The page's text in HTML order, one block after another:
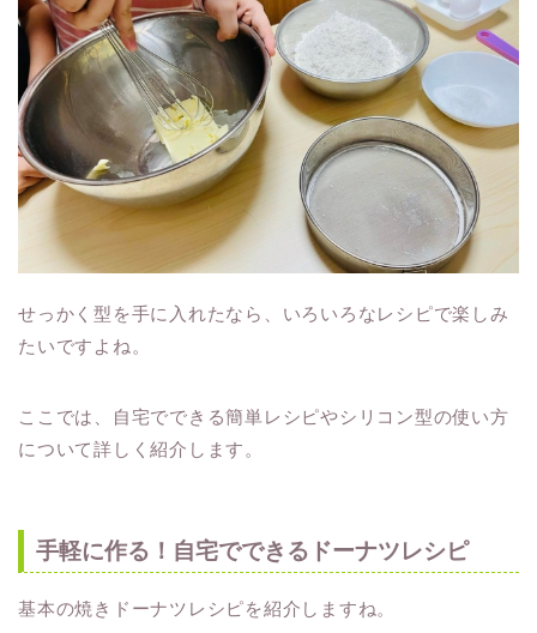
せっかく型を手に入れたなら、いろいろなレシピで楽しみ
たいですよね。
ここでは、自宅でできる簡単レシピやシリコン型の使い方
について詳しく紹介します。
手軽に作る！自宅でできるドーナツレシピ
基本の焼きドーナツレシピを紹介しますね。